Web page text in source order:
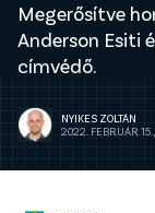
Megerősítve
Anderson Esiti
címvédő.
NYIKES ZOLTÁN
2022. FEBRUÁR